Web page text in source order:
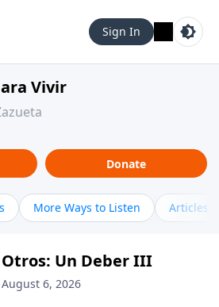
Sign In
Vivir
Donate
More Ways to Listen Articles
Un Deber III
August 6, 2026